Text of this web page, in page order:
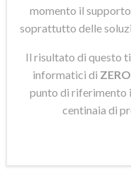
momento il
soprattutto delle
Il risultato di questo
informatici di
punto di riferimento
centinaia di